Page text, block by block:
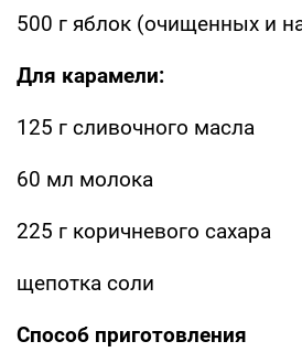
500 г яблок (очищенных и
Для карамели:
125 г сливочного масла
60 мл молока
225 г коричневого сахара
щепотка соли
Способ приготовления